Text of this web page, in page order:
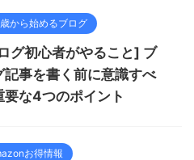
から始めるブログ
グ初心者がやること] ブ
記事を書く前に意識すべ
要な4つのポイント
お得情報